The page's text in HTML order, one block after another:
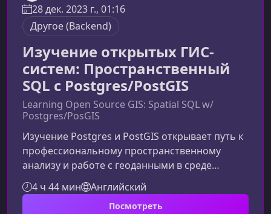
28 дек. 2023 г., 01:16
Другое (Backend)
Изучение открытых ГИС-
систем: Пространственный
SQL с Postgres/PostGIS
Learning Open Source GIS: Spatial SQL w/
Postgres/PosGIS
Изучение Postgres и PostGIS открывает путь к
профессиональному пространственному
анализу и работе с геоданными в среде
FOSS4G. Этот курс поможет вам быстро
освоить SQL и пространственный SQL,
научиться применять их на реальных данных
4 ч 44 мин Английский
Посмотреть